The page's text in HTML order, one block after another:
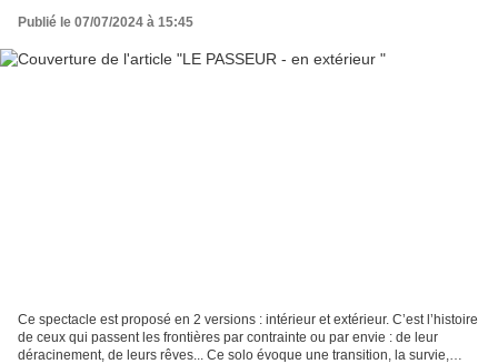
Publié le 07/07/2024 à 15:45
Ce spectacle est proposé en 2 versions : intérieur et extérieur. C’est l’histoire
de ceux qui passent les frontières par contrainte ou par envie : de leur
déracinement, de leurs rêves... Ce solo évoque une transition, la survie,